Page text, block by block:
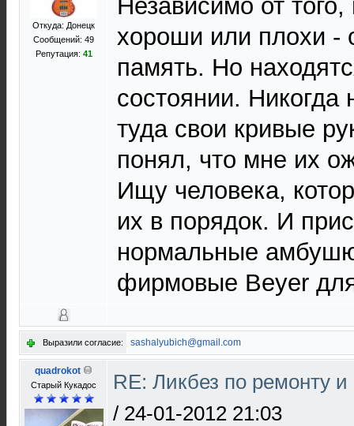
Откуда: Донецк
Сообщений: 49
Репутация: 41
Независимо от
хороши или плохи -
память. Но
состоянии. Никогда
туда свои кривые
понял, что мне их
Ищу человека,
их в порядок. И
нормальные
фирмовые Beyer
Выразили согласие: sashalyubich@gmail.com
quadrokot
Старый Кукадос
RE: Ликбез по ремонту
/ 24-01-2012 21:03